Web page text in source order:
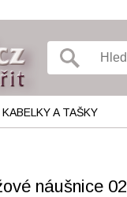
KABELKY A TAŠKY
náušnice 02